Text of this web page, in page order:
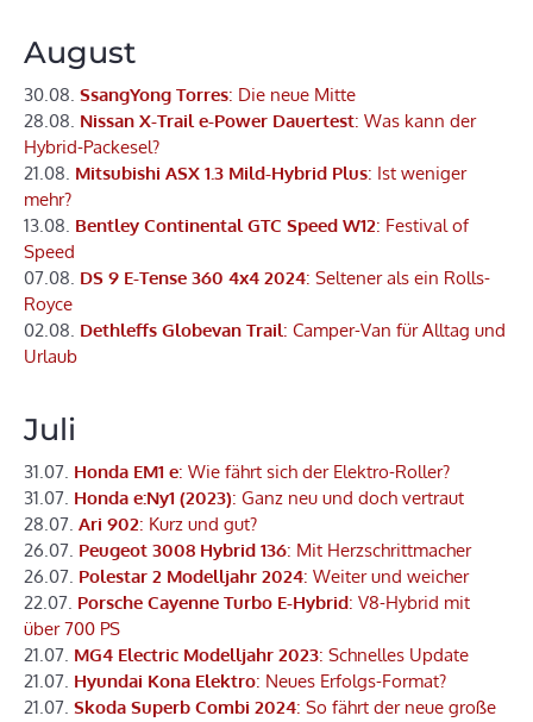
August
30.08. SsangYong Torres: Die neue Mitte
28.08. Nissan X-Trail e-Power Dauertest: Was kann der
Hybrid-Packesel?
21.08. Mitsubishi ASX 1.3 Mild-Hybrid Plus: Ist weniger
mehr?
13.08. Bentley Continental GTC Speed W12: Festival of
Speed
07.08. DS 9 E-Tense 360 4x4 2024: Seltener als ein Rolls-
Royce
02.08. Dethleffs Globevan Trail: Camper-Van für Alltag und
Urlaub
Juli
31.07. Honda EM1 e: Wie fährt sich der Elektro-Roller?
31.07. Honda e:Ny1 (2023): Ganz neu und doch vertraut
28.07. Ari 902: Kurz und gut?
26.07. Peugeot 3008 Hybrid 136: Mit Herzschrittmacher
26.07. Polestar 2 Modelljahr 2024: Weiter und weicher
22.07. Porsche Cayenne Turbo E-Hybrid: V8-Hybrid mit
über 700 PS
21.07. MG4 Electric Modelljahr 2023: Schnelles Update
21.07. Hyundai Kona Elektro: Neues Erfolgs-Format?
21.07. Skoda Superb Combi 2024: So fährt der neue große